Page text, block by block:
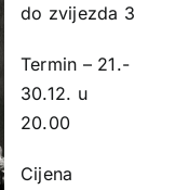
do zvijezda 3
Termin – 21.-
30.12. u
20.00
Cijena